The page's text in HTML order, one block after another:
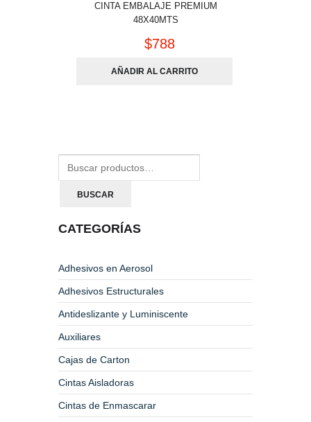
CINTA EMBALAJE PREMIUM
48X40MTS
$788
AÑADIR AL CARRITO
BUSCAR
CATEGORÍAS
Adhesivos en Aerosol
Adhesivos Estructurales
Antideslizante y Luminiscente
Auxiliares
Cajas de Carton
Cintas Aisladoras
Cintas de Enmascarar